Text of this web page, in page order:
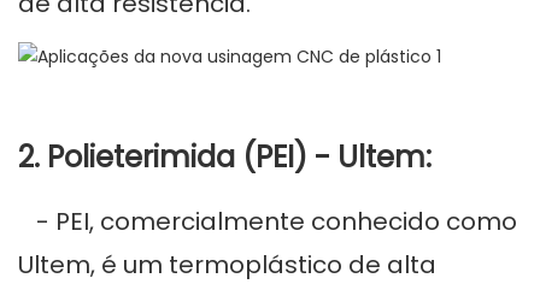
2. Polieterimida (PEI) - Ultem:
- PEI, comercialmente conhecido como
Ultem, é um termoplástico de alta